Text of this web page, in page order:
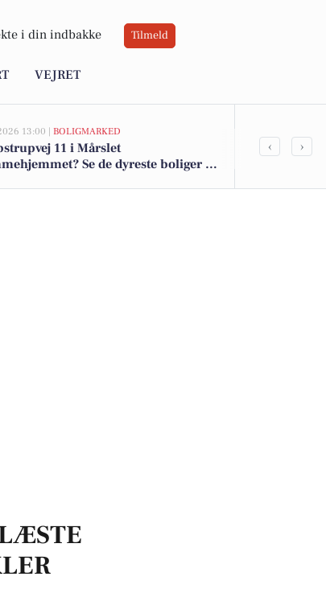
i din indbakke Tilmeld
VEJRET
13:00 | BOLIGMARKED
11 i Mårslet
Se de dyreste boliger til
Top 6 over
‹ ›